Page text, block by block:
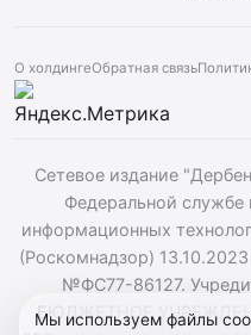
О холдингеОбратная связь
Сетевое издание
Федеральной службе
информационных
(Роскомнадзор)
№ФС77-86127.
БЮДЖЕТНОЕ
Мы используем файлы